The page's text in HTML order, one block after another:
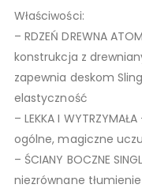
Właściwości:
– RDZEŃ DREWNA
konstrukcja z
zapewnia deskom
elastyczność
– LEKKA I
ogólne, magiczne
– ŚCIANY BOCZNE
niezrównane